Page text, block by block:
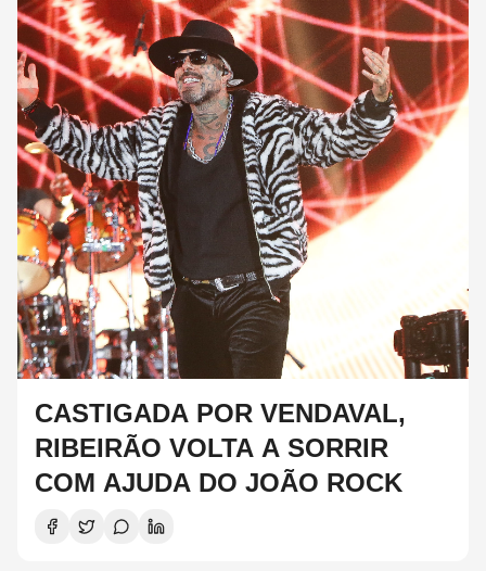
CASTIGADA POR VENDAVAL,
RIBEIRÃO VOLTA A SORRIR
COM AJUDA DO JOÃO ROCK